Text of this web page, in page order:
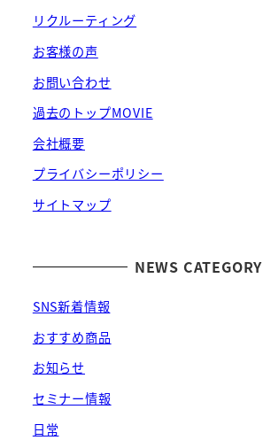
リクルーティング
お客様の声
お問い合わせ
過去のトップMOVIE
会社概要
プライバシーポリシー
サイトマップ
NEWS CATEGORY
SNS新着情報
おすすめ商品
お知らせ
セミナー情報
日常